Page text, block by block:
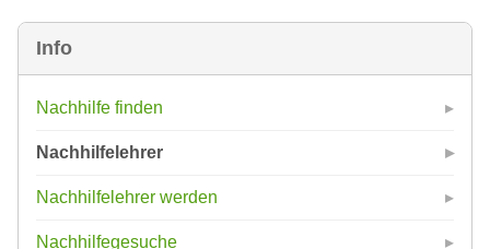
Info
Nachhilfe finden
Nachhilfelehrer
Nachhilfelehrer werden
Nachhilfegesuche